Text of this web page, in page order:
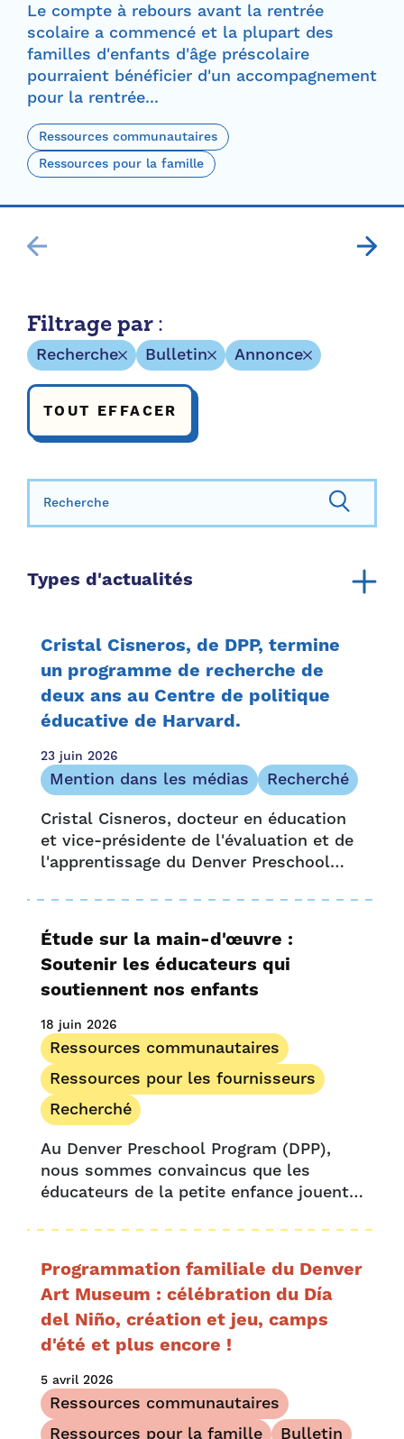
Le compte à rebours avant la rentrée
scolaire a commencé et la plupart des
familles d'enfants d'âge préscolaire
pourraient bénéficier d'un accompagnement
pour la rentrée...
Ressources communautaires
Ressources pour la famille
Filtrage par :
Recherche Bulletin Annonce
TOUT EFFACER
Rechercher:
Types d'actualités
Rapport annuel
Ressources communautaires
Ressources pour la famille
Histoires de famille
Mention dans les médias
Bulletin
Opportunité et accès
Communiqué de presse
Ressources pour les fournisseurs
Histoires de fournisseurs
Recherche
UPK Colorado
Cristal Cisneros, de DPP, termine
un programme de recherche de
deux ans au Centre de politique
éducative de Harvard.
23 juin 2026
Mention dans les médias
Recherché
Cristal Cisneros, docteur en éducation
et vice-présidente de l'évaluation et de
l'apprentissage du Denver Preschool
qui ont récemment achevé le Strategic
Data Project (SDP) du Center for
Education Policy Research de Harvard….
Étude sur la main-d'œuvre :
Soutenir les éducateurs qui
soutiennent nos enfants
18 juin 2026
Ressources communautaires
Ressources pour les fournisseurs
Recherché
Au Denver Preschool Program (DPP),
nous sommes convaincus que les
éducateurs de la petite enfance jouent
et le développement de chaque enfant.
Notre objectif est de soutenir les
enseignants dévoués qui contribuent à
façonner….
Programmation familiale du Denver
Art Museum : célébration du Día
del Niño, création et jeu, camps
d'été et plus encore !
5 avril 2026
Ressources communautaires
Ressources pour la famille
Bulletin